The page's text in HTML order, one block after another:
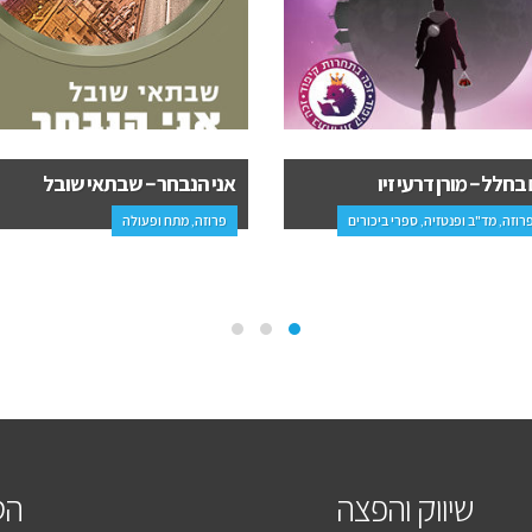
– שבתאי שובל
מתח ופעולה
המשימה: טנגו הארכי-טרוריסט
צ'רלי וולף
פרוזה, מתח ופעולה